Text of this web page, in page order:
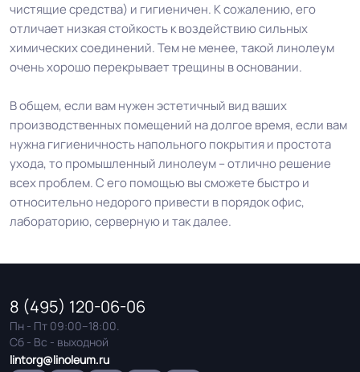
чистящие средства) и гигиеничен. К сожалению, его
отличает низкая стойкость к воздействию сильных
химических соединений. Тем не менее, такой линолеум
очень хорошо перекрывает трещины в основании.
В общем, если вам нужен эстетичный вид ваших
производственных помещений на долгое время, если вам
нужна гигиеничность напольного покрытия и простота
ухода, то промышленный линолеум – отлично решение
всех проблем. С его помощью вы сможете быстро и
относительно недорого привести в порядок офис,
лабораторию, серверную и так далее.
8 (495) 120-06-06
Пн - Пт 09:00–18:00.
Сб - Вс - выходной
lintorg@linoleum.ru